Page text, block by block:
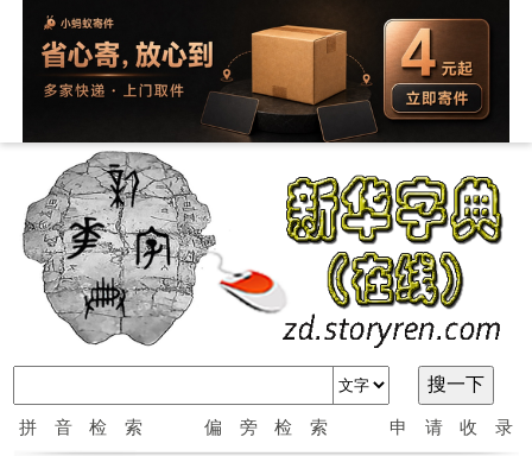
拼音检索 偏旁检索 申请收录